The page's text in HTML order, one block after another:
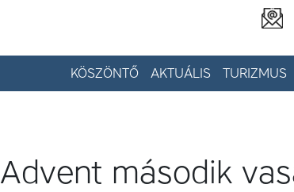
KÖSZÖNTŐ AKTUÁLIS TURIZMUS
Advent második